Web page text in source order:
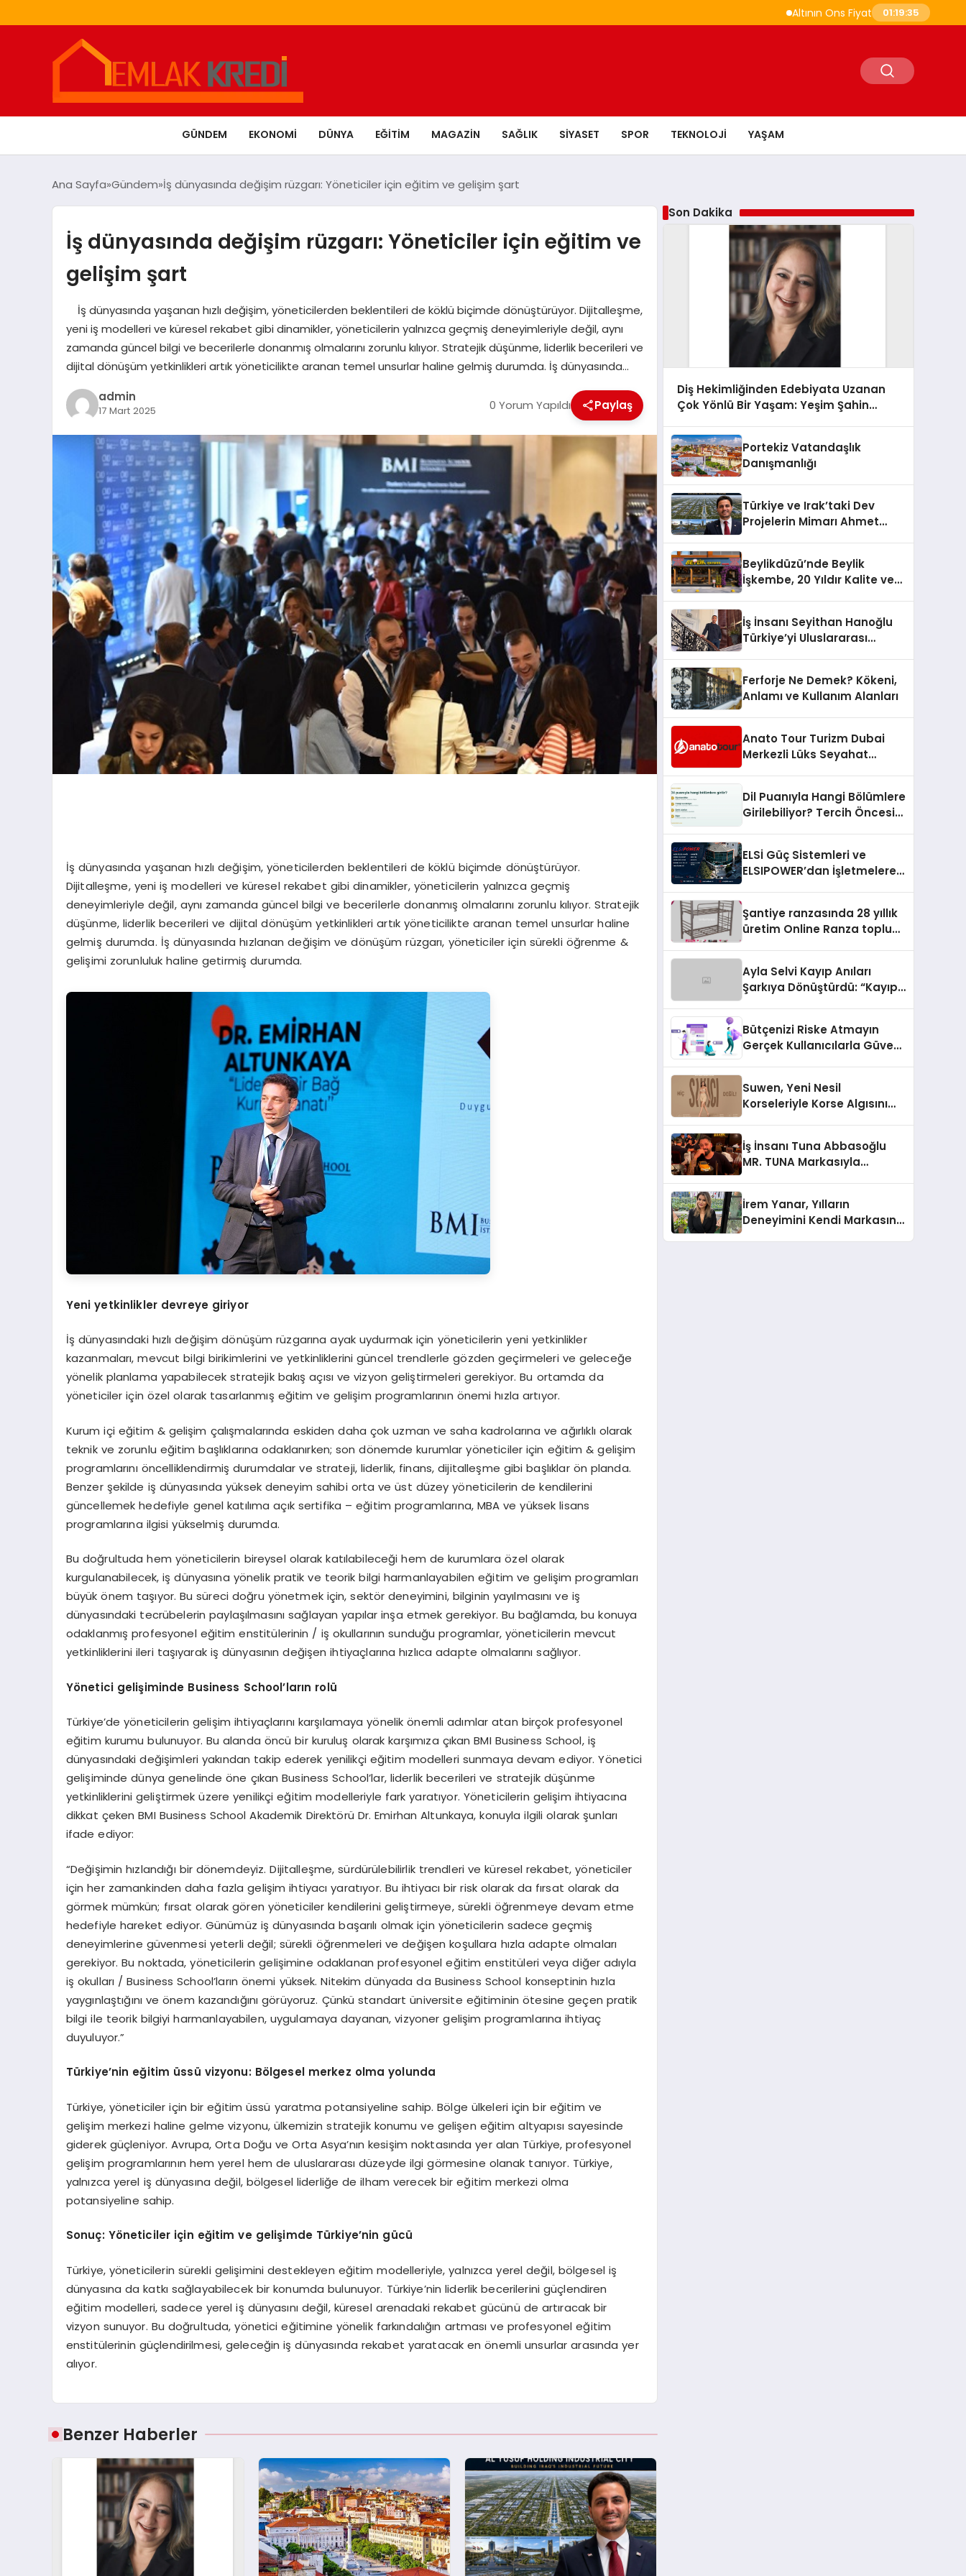
Altının Ons Fiyatı Temmuz Ayında Yükselişe
01:19:36
GÜNDEM EKONOMI DÜNYA EĞITIM MAGAZIN SAĞLIK SIYASET SPOR TEKNOLOJI YAŞAM
Ana Sayfa Gündem İş dünyasında değişim rüzgarı: Yöneticiler için eğitim ve gelişim şart
İş dünyasında değişim rüzgarı: Yöneticiler için eğitim ve
gelişim şart
İş dünyasında yaşanan hızlı değişim, yöneticilerden beklentileri de köklü biçimde dönüştürüyor. Dijitalleşme,
yeni iş modelleri ve küresel rekabet gibi dinamikler, yöneticilerin yalnızca geçmiş deneyimleriyle değil, aynı
zamanda güncel bilgi ve becerilerle donanmış olmalarını zorunlu kılıyor. Stratejik düşünme, liderlik becerileri ve
dijital dönüşüm yetkinlikleri artık yöneticilikte aranan temel unsurlar haline gelmiş durumda. İş dünyasında…
admin
17 Mart 2025 0 Yorum Yapıldı Paylaş
İş dünyasında yaşanan hızlı değişim, yöneticilerden beklentileri de köklü biçimde dönüştürüyor.
Dijitalleşme, yeni iş modelleri ve küresel rekabet gibi dinamikler, yöneticilerin yalnızca geçmiş
deneyimleriyle değil, aynı zamanda güncel bilgi ve becerilerle donanmış olmalarını zorunlu kılıyor. Stratejik
düşünme, liderlik becerileri ve dijital dönüşüm yetkinlikleri artık yöneticilikte aranan temel unsurlar haline
gelmiş durumda. İş dünyasında hızlanan değişim ve dönüşüm rüzgarı, yöneticiler için sürekli öğrenme &
gelişimi zorunluluk haline getirmiş durumda.
Yeni yetkinlikler devreye giriyor
İş dünyasındaki hızlı değişim dönüşüm rüzgarına ayak uydurmak için yöneticilerin yeni yetkinlikler
kazanmaları, mevcut bilgi birikimlerini ve yetkinliklerini güncel trendlerle gözden geçirmeleri ve geleceğe
yönelik planlama yapabilecek stratejik bakış açısı ve vizyon geliştirmeleri gerekiyor. Bu ortamda da
yöneticiler için özel olarak tasarlanmış eğitim ve gelişim programlarının önemi hızla artıyor.
Kurum içi eğitim & gelişim çalışmalarında eskiden daha çok uzman ve saha kadrolarına ve ağırlıklı olarak
teknik ve zorunlu eğitim başlıklarına odaklanırken; son dönemde kurumlar yöneticiler için eğitim & gelişim
programlarını öncelliklendirmiş durumdalar ve strateji, liderlik, finans, dijitalleşme gibi başlıklar ön planda.
Benzer şekilde iş dünyasında yüksek deneyim sahibi orta ve üst düzey yöneticilerin de kendilerini
güncellemek hedefiyle genel katılıma açık sertifika – eğitim programlarına, MBA ve yüksek lisans
programlarına ilgisi yükselmiş durumda.
Bu doğrultuda hem yöneticilerin bireysel olarak katılabileceği hem de kurumlara özel olarak
kurgulanabilecek, iş dünyasına yönelik pratik ve teorik bilgi harmanlayabilen eğitim ve gelişim programları
büyük önem taşıyor. Bu süreci doğru yönetmek için, sektör deneyimini, bilginin yayılmasını ve iş
dünyasındaki tecrübelerin paylaşılmasını sağlayan yapılar inşa etmek gerekiyor. Bu bağlamda, bu konuya
odaklanmış profesyonel eğitim enstitülerinin / iş okullarının sunduğu programlar, yöneticilerin mevcut
yetkinliklerini ileri taşıyarak iş dünyasının değişen ihtiyaçlarına hızlıca adapte olmalarını sağlıyor.
Yönetici gelişiminde Business School’ların rolü
Türkiye’de yöneticilerin gelişim ihtiyaçlarını karşılamaya yönelik önemli adımlar atan birçok profesyonel
eğitim kurumu bulunuyor. Bu alanda öncü bir kuruluş olarak karşımıza çıkan BMI Business School, iş
dünyasındaki değişimleri yakından takip ederek yenilikçi eğitim modelleri sunmaya devam ediyor. Yönetici
gelişiminde dünya genelinde öne çıkan Business School’lar, liderlik becerileri ve stratejik düşünme
yetkinliklerini geliştirmek üzere yenilikçi eğitim modelleriyle fark yaratıyor. Yöneticilerin gelişim ihtiyacına
dikkat çeken BMI Business School Akademik Direktörü Dr. Emirhan Altunkaya, konuyla ilgili olarak şunları
ifade ediyor:
“Değişimin hızlandığı bir dönemdeyiz. Dijitalleşme, sürdürülebilirlik trendleri ve küresel rekabet, yöneticiler
için her zamankinden daha fazla gelişim ihtiyacı yaratıyor. Bu ihtiyacı bir risk olarak da fırsat olarak da
görmek mümkün; fırsat olarak gören yöneticiler kendilerini geliştirmeye, sürekli öğrenmeye devam etme
hedefiyle hareket ediyor. Günümüz iş dünyasında başarılı olmak için yöneticilerin sadece geçmiş
deneyimlerine güvenmesi yeterli değil; sürekli öğrenmeleri ve değişen koşullara hızla adapte olmaları
gerekiyor. Bu noktada, yöneticilerin gelişimine odaklanan profesyonel eğitim enstitüleri veya diğer adıyla
iş okulları / Business School’ların önemi yüksek. Nitekim dünyada da Business School konseptinin hızla
yaygınlaştığını ve önem kazandığını görüyoruz. Çünkü standart üniversite eğitiminin ötesine geçen pratik
bilgi ile teorik bilgiyi harmanlayabilen, uygulamaya dayanan, vizyoner gelişim programlarına ihtiyaç
duyuluyor.”
Türkiye’nin eğitim üssü vizyonu: Bölgesel merkez olma yolunda
Türkiye, yöneticiler için bir eğitim üssü yaratma potansiyeline sahip. Bölge ülkeleri için bir eğitim ve
gelişim merkezi haline gelme vizyonu, ülkemizin stratejik konumu ve gelişen eğitim altyapısı sayesinde
giderek güçleniyor. Avrupa, Orta Doğu ve Orta Asya’nın kesişim noktasında yer alan Türkiye, profesyonel
gelişim programlarının hem yerel hem de uluslararası düzeyde ilgi görmesine olanak tanıyor. Türkiye,
yalnızca yerel iş dünyasına değil, bölgesel liderliğe de ilham verecek bir eğitim merkezi olma
potansiyeline sahip.
Sonuç: Yöneticiler için eğitim ve gelişimde Türkiye’nin gücü
Türkiye, yöneticilerin sürekli gelişimini destekleyen eğitim modelleriyle, yalnızca yerel değil, bölgesel iş
dünyasına da katkı sağlayabilecek bir konumda bulunuyor. Türkiye’nin liderlik becerilerini güçlendiren
eğitim modelleri, sadece yerel iş dünyasını değil, küresel arenadaki rekabet gücünü de artıracak bir
vizyon sunuyor. Bu doğrultuda, yönetici eğitimine yönelik farkındalığın artması ve profesyonel eğitim
enstitülerinin güçlendirilmesi, geleceğin iş dünyasında rekabet yaratacak en önemli unsurlar arasında yer
alıyor.
Benzer Haberler
Son Dakika
Diş Hekimliğinden Edebiyata Uzanan
Çok Yönlü Bir Yaşam: Yeşim Şahin
Portekiz Vatandaşlık
Danışmanlığı
Türkiye ve Irak’taki Dev
Projelerin Mimarı Ahmet
Holding Industrial City”
Projesini Hayata Geçirecek
Beylikdüzü’nde Beylik
İşkembe, 20 Yıldır Kalite ve
İş İnsanı Seyithan Hanoğlu
Türkiye’yi Uluslararası
Ferforje Ne Demek? Kökeni,
Anlamı ve Kullanım Alanları
Anato Tour Turizm Dubai
Merkezli Lüks Seyahat
Dil Puanıyla Hangi Bölümlere
Girilebiliyor? Tercih Öncesi
ELSİ Güç Sistemleri ve
ELSIPOWER’dan İşletmelere
Şantiye ranzasında 28 yıllık
üretim Online Ranza toplu
Ayla Selvi Kayıp Anıları
Şarkıya Dönüştürdü: “Kayıp
Bütçenizi Riske Atmayın
Gerçek Kullanıcılarla Güvenli
Suwen, Yeni Nesil
Korseleriyle Korse Algısını
İş İnsanı Tuna Abbasoğlu
MR. TUNA Markasıyla
İrem Yanar, Yılların
Deneyimini Kendi Markasına